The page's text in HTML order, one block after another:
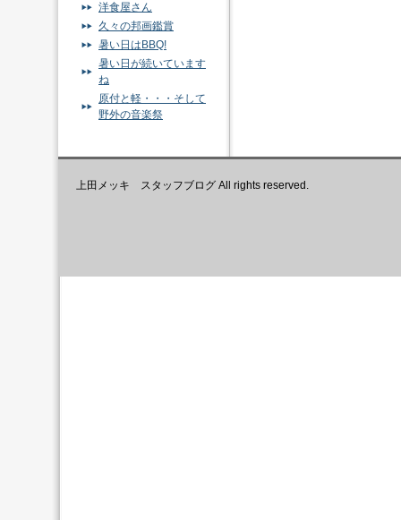
洋食屋さん
久々の邦画鑑賞
暑い日はBBQ!
暑い日が続いています
ね
原付と軽・・・そして
野外の音楽祭
上田メッキ スタッフブログ All rights reserved.